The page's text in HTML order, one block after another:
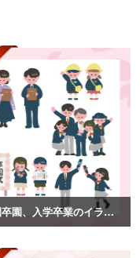
入園卒園、入学卒業のイラスト